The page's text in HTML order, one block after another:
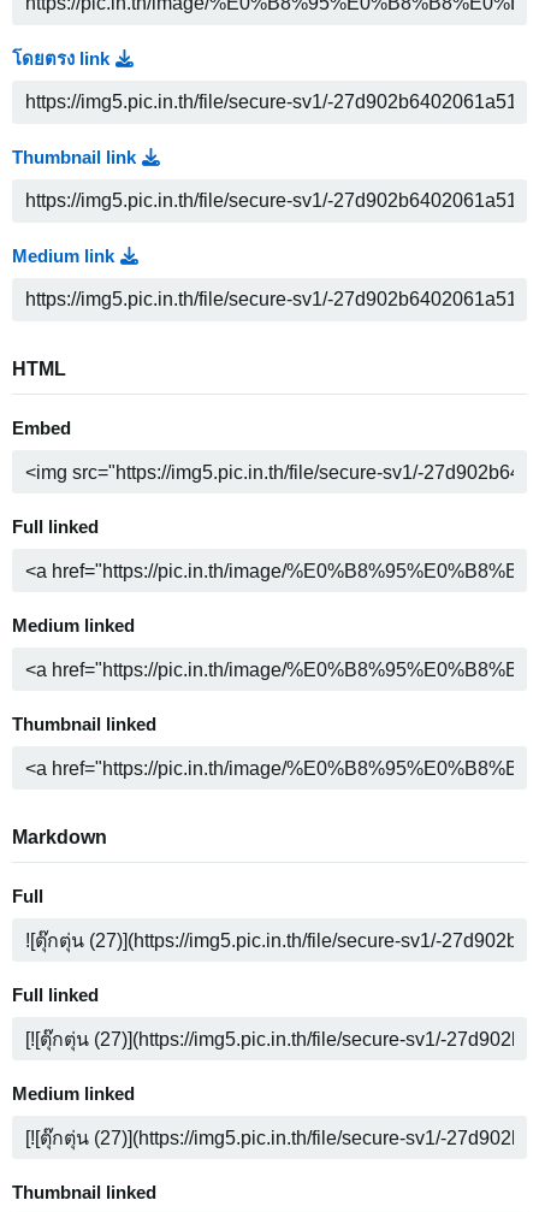
โดยตรง link
Thumbnail link
Medium link
HTML
Embed
Full linked
Medium linked
Thumbnail linked
Markdown
Full
Full linked
Medium linked
Thumbnail linked